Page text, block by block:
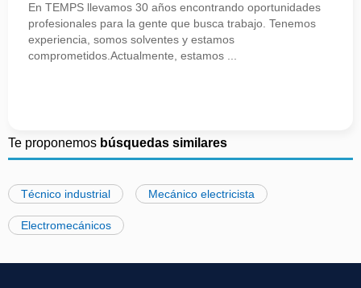
En TEMPS llevamos 30 años encontrando oportunidades
profesionales para la gente que busca trabajo. Tenemos
experiencia, somos solventes y estamos
comprometidos.Actualmente, estamos ...
Te proponemos búsquedas similares
Técnico industrial Mecánico electricista
Electromecánicos